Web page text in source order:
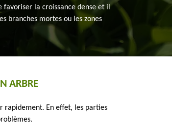
la croissance dense et il
branches mortes ou les zones
ARBRE
rapidement. En effet, les parties